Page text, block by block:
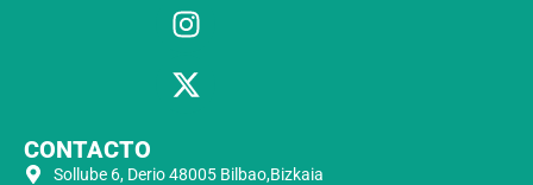
CONTACTO
Sollube 6, Derio 48005 Bilbao,Bizkaia